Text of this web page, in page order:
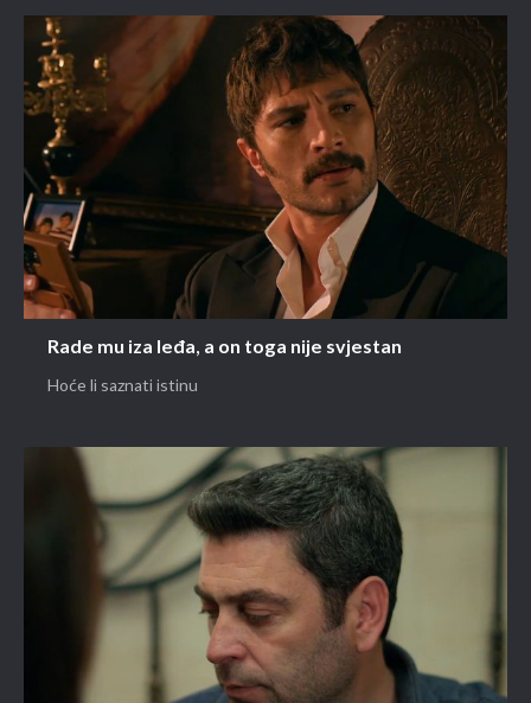
Rade mu iza leđa, a on toga nije svjestan
Hoće li saznati istinu